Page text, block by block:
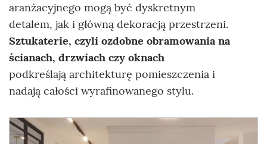
aranżacyjnego mogą być dyskretnym
detalem, jak i główną dekoracją przestrzeni.
Sztukaterie, czyli ozdobne obramowania na
ścianach, drzwiach czy oknach
podkreślają architekturę pomieszczenia i
nadają całości wyrafinowanego stylu.